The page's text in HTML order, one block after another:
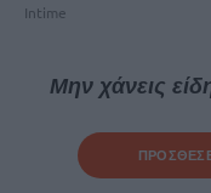
Intime
Μην χάνεις